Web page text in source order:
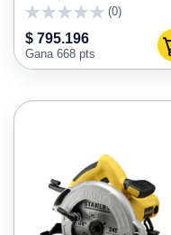
TS1020
(0)
$ 795.196
Gana 668 pts